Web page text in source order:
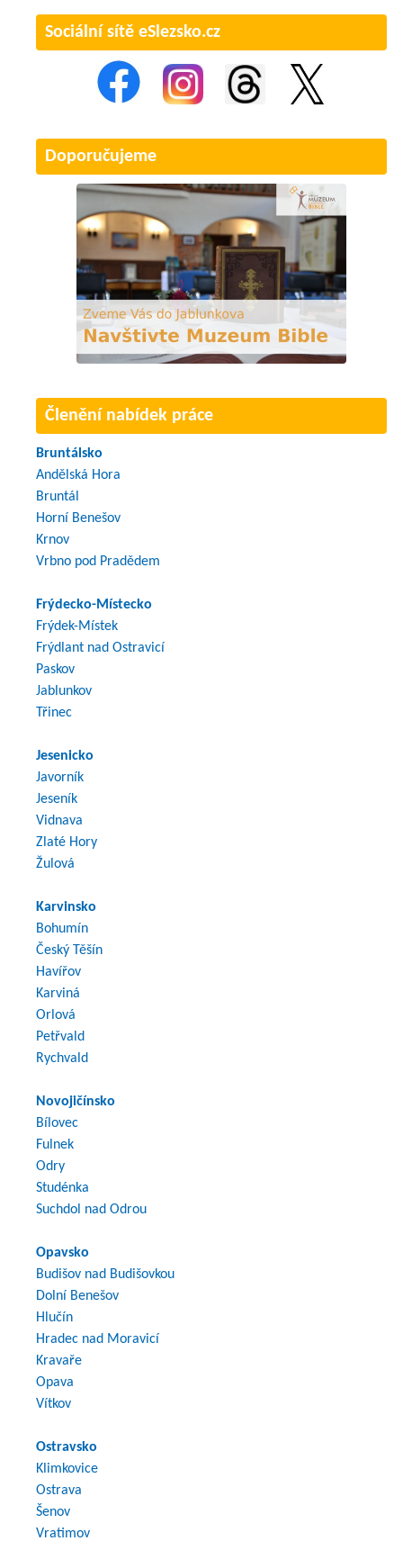
Sociální sítě eSlezsko.cz
Doporučujeme
Členění nabídek práce
Bruntálsko
Andělská Hora
Bruntál
Horní Benešov
Krnov
Vrbno pod Pradědem
Frýdecko-Místecko
Frýdek-Místek
Frýdlant nad Ostravicí
Paskov
Jablunkov
Třinec
Jesenicko
Javorník
Jeseník
Vidnava
Zlaté Hory
Žulová
Karvinsko
Bohumín
Český Těšín
Havířov
Karviná
Orlová
Petřvald
Rychvald
Novojičínsko
Bílovec
Fulnek
Odry
Studénka
Suchdol nad Odrou
Opavsko
Budišov nad Budišovkou
Dolní Benešov
Hlučín
Hradec nad Moravicí
Kravaře
Opava
Vítkov
Ostravsko
Klimkovice
Ostrava
Šenov
Vratimov